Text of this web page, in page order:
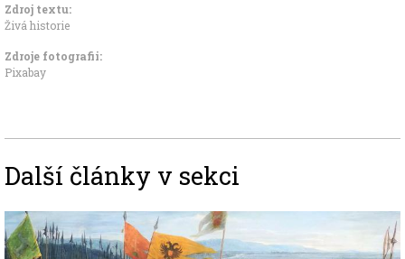
Zdroj textu:
Živá historie
Zdroje fotografii:
Pixabay
Další články v sekci
Image